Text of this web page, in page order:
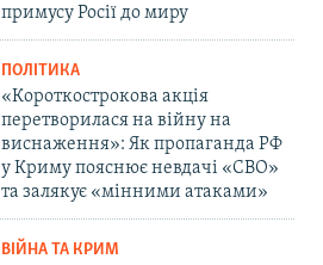
примусу Росії до миру
ПОЛІТИКА
«Короткострокова акція
перетворилася на війну на
виснаження»: Як пропаганда РФ
у Криму пояснює невдачі «СВО»
та залякує «мінними атаками»
ВІЙНА ТА КРИМ